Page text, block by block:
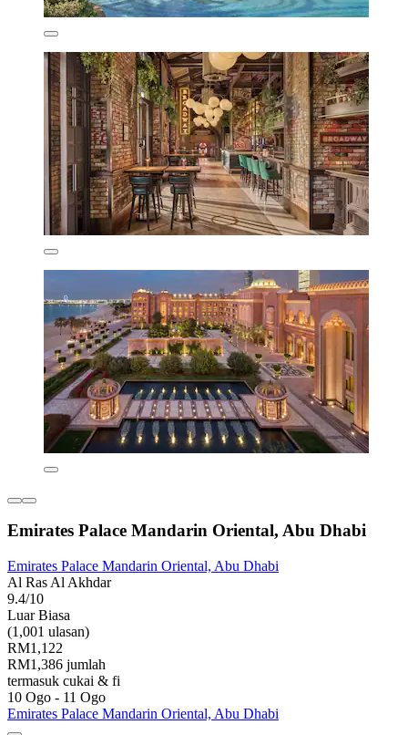
Emirates Palace Mandarin Oriental, Abu Dhabi
Emirates Palace Mandarin Oriental, Abu Dhabi
Al Ras Al Akhdar
9.4/10
Luar Biasa
(1,001 ulasan)
RM1,122
RM1,386 jumlah
termasuk cukai & fi
10 Ogo - 11 Ogo
Emirates Palace Mandarin Oriental, Abu Dhabi